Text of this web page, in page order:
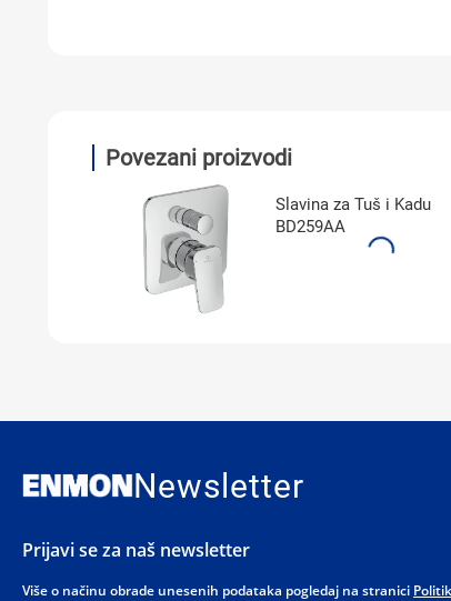
Povezani proizvodi
Slavina za Tuš i Kadu
BD259AA
Newsletter
Prijavi se za naš newsletter
Više o načinu obrade unesenih podataka pogledaj na stranici